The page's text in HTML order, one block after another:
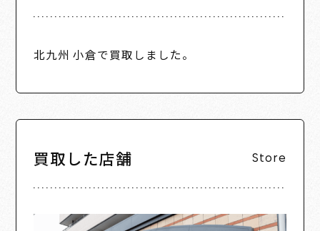
北九州 小倉で買取しました。
買取した店舗 Store